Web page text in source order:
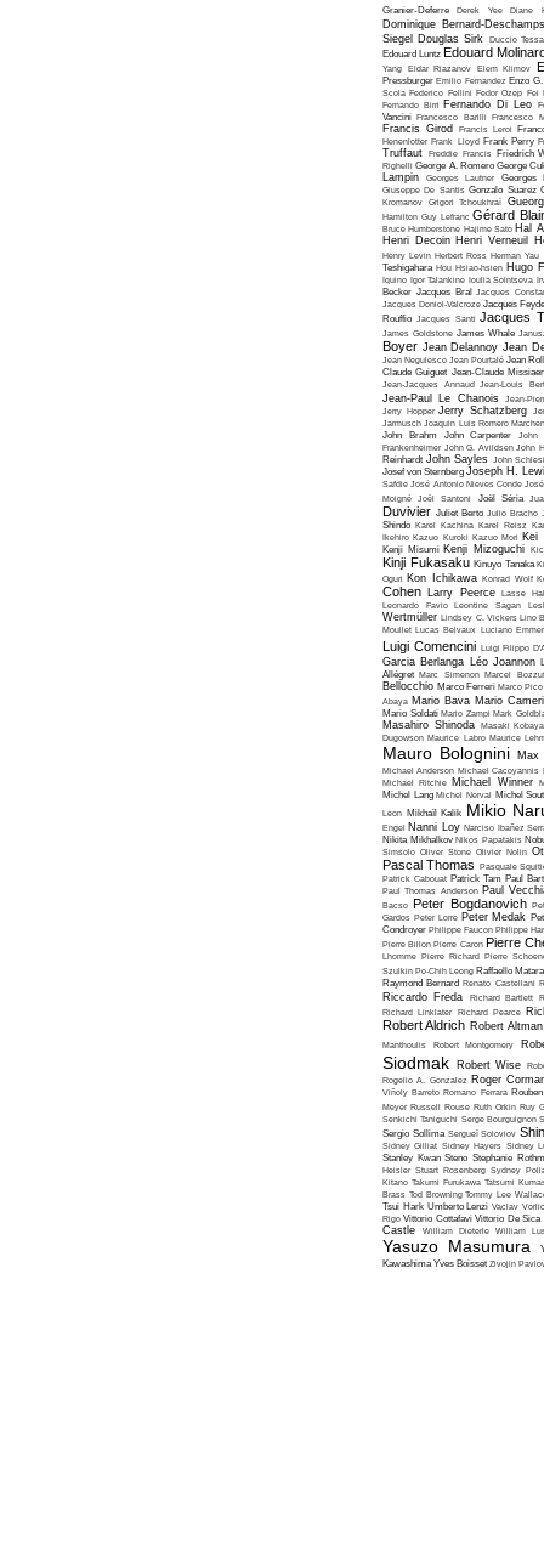
Granier-Deferre
Derek Yee Diane
Dominique Bernard-
Siegel
Douglas Sirk Duccio
Edouard Luntz Edouard
Yang Eldar Riazanov Elem Klimov
Pressburger Emilio Fernandez Enzo
Scola Federico Fellini Fedor Ozep Fei
Fernando Birri Fernando Di Leo
Vancini Francesco Barilli Francesco
Francis Girod Francis Leroi
Henenlotter Frank Lloyd Frank Perry
Truffaut Freddie Francis Friedrich
Righelli George A. Romero George
Lampin Georges Lautner
Georges
Giuseppe De Santis Gonzalo Suarez
Kromanov Grigori Tchoukhraï
Hamilton Guy Lefranc Gérard
Bruce Humberstone Hajime Sato Hal
Henri Decoin Henri Verneuil
Henry Levin Herbert Ross Herman Yau
Teshigahara Hou Hsiao-hsien Hugo
Iquino Igor Talankine Ioulia Solntseva
Becker Jacques Bral Jacques
Jacques Doniol-Valcroze Jacques
Rouffio Jacques Santi Jacques
James Goldstone James Whale
Boyer Jean Delannoy Jean
Jean Negulesco Jean Pourtalé Jean
Claude Guiguet Jean-Claude
Jean-Jacques Annaud Jean-Louis
Jean-Paul Le Chanois
Jean-
Jerry Hopper Jerry Schatzberg
Jarmusch Joaquin Luis Romero
John Brahm
John Carpenter
John
Frankenheimer John G. Avildsen John
Reinhardt John Sayles John
Josef von Sternberg Joseph H.
Safdie José Antonio Nieves Conde
Moigné Joël Santoni Joël Séria
Duvivier Juliet Berto Julio Bracho
Shindo Karel Kachina Karel Reisz
Ikehiro Kazuo Kuroki Kazuo Mori Kei
Kenji Misumi Kenji Mizoguchi
Kinji Fukasaku Kinuyo Tanaka
Oguri Kon Ichikawa Konrad Wolf
Cohen Larry Peerce
Lasse
Leonardo Favio
Leontine Sagan
Wertmüller Lindsey C. Vickers Lino
Moullet Lucas Belvaux Luciano Emmer
Luigi Comencini Luigi Filippo
Garcia Berlanga Léo Joannon
Allégret Marc Simenon Marcel
Bellocchio Marco Ferreri Marco Pico
Abaya Mario Bava Mario
Mario Soldati Mario Zampi Mark
Masahiro Shinoda Masaki
Dugowson Maurice Labro Maurice
Mauro Bolognini Max
Michael Anderson Michael Cacoyannis
Michael Ritchie Michael Winner
Michel Lang Michel Nerval Michel
Leon Mikhaïl Kalik Mikio
Engel Nanni Loy Narciso Ibañez
Nikita Mikhalkov Nikos Papatakis
Simsolo Oliver Stone Olivier Nolin
Pascal Thomas Pasquale
Patrick Cabouat Patrick Tam Paul
Paul Thomas Anderson Paul
Bacso Peter Bogdanovich
Gardos Peter Lorre Peter Medak
Condroyer Philippe Faucon Philippe
Pierre Billon Pierre Caron Pierre
Lhomme Pierre Richard Pierre
Szulkin Po-Chih Leong Raffaello
Raymond Bernard Renato Castellani
Riccardo Freda Richard Bartlett
Richard Linklater Richard Pearce
Robert Aldrich Robert Altman
Manthoulis Robert Montgomery
Siodmak Robert Wise
Rogelio A. Gonzalez Roger
Viñoly Barreto Romano Ferrara
Meyer Russell Rouse Ruth Orkin Ruy
Senkichi Taniguchi Serge Bourguignon
Sergio Sollima Sergueï Soloviov
Sidney Gilliat Sidney Hayers Sidney
Stanley Kwan Steno Stephanie
Heisler Stuart Rosenberg Sydney
Kitano Takumi Furukawa Tatsumi
Brass Tod Browning Tommy Lee
Tsui Hark Umberto Lenzi Vaclav
Rigo Vittorio Cottafavi Vittorio De Sica
Castle William Dieterle William
Yasuzo Masumura
Kawashima Yves Boisset Zivojin